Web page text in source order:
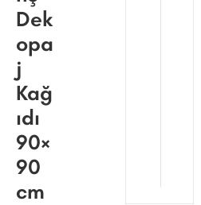
Dek
opa
j
Kağ
ıdı
90×
90
cm